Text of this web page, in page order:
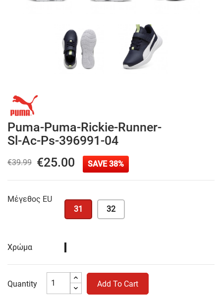
Puma-Puma-Rickie-Runner-
Sl-Ac-Ps-396991-04
€39.99 €25.00 SAVE 38%
Μέγεθος EU
31
32
Χρώμα
Quantity Add To Cart